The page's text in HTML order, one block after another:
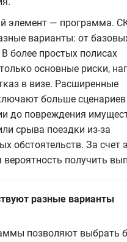
элемент — программа.
варианты: от
более простых полисах
основные риски,
в визе. Расширенные
больше
до повреждения
срыва поездки из-за
обстоятельств. За счет
вероятность получить
разные варианты
позволяют выбрать